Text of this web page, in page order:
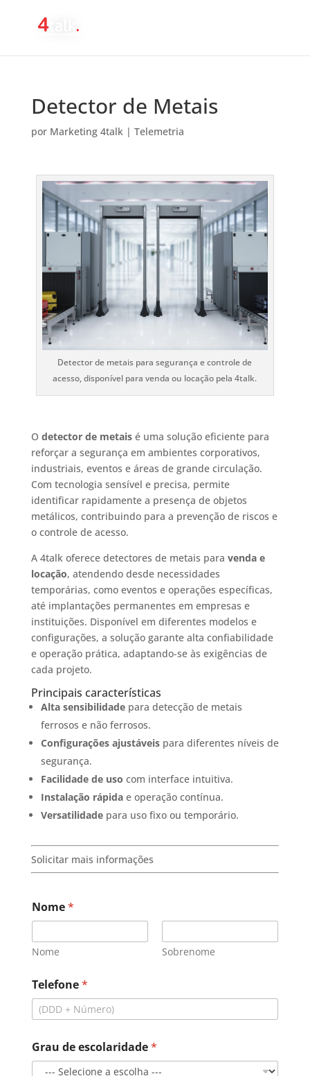
Detector de Metais
por Marketing 4talk| Telemetria
Detector de metais para segurança e controle de
acesso, disponível para venda ou locação pela 4talk.
O detector de metaisé uma solução eficiente para
reforçar a segurança em ambientes corporativos,
industriais, eventos e áreas de grande circulação.
Com tecnologia sensível e precisa, permite
identificar rapidamente a presença de objetos
metálicos, contribuindo para a prevenção de riscos e
o controle de acesso.
A 4talk oferece detectores de metais para venda e
locação, atendendo desde necessidades
temporárias, como eventos e operações específicas,
até implantações permanentes em empresas e
instituições. Disponível em diferentes modelos e
configurações, a solução garante alta confiabilidade
e operação prática, adaptando-se às exigências de
cada projeto.
Principais características
Alta sensibilidadepara detecção de metais
ferrosos e não ferrosos.
Configurações ajustáveispara diferentes níveis de
segurança.
Facilidade de uso com interface intuitiva.
Instalação rápidae operação contínua.
Versatilidadepara uso fixo ou temporário.
Solicitar mais informações
Nome*
Nome Sobrenome
Telefone*
o
m
Grau de escolaridade*